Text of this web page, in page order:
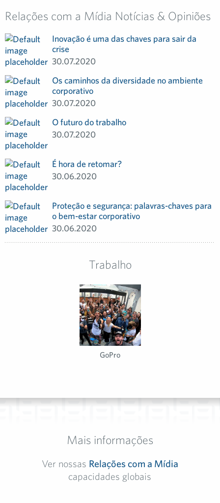
Relações com a Mídia Notícias & Opiniões
Inovação é uma das chaves para sair da
crise
30.07.2020
Os caminhos da diversidade no ambiente
corporativo
30.07.2020
O futuro do trabalho
30.07.2020
É hora de retomar?
30.06.2020
Proteção e segurança: palavras-chaves para
o bem-estar corporativo
30.06.2020
Trabalho
GoPro
Mais informações
Ver nossas Relações com a Mídia
capacidades globais